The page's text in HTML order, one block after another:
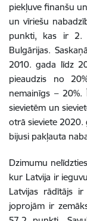
piekļuve finanšu
un vīriešu
punkti, kas ir 2.
Bulgārijas.
2010. gada līdz
pieaudzis no
nemainīgs –
sievietēm un
otrā sieviete 2020.
bijusi pakļauta
Dzimumu
kur Latvija ir
Latvijas rādītājs
joprojām ir